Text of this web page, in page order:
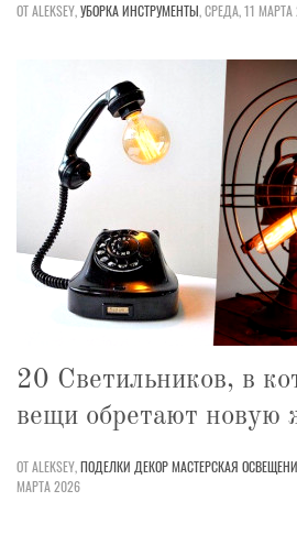
ОТ ALEKSEY,УБОРКАИНСТРУМЕНТЫ,СРЕДА, 11 МАРТА
20 Светильников, в
вещи обретают новую
ОТ ALEKSEY,ПОДЕЛКИ ДЕКОРМАСТЕРСКАЯ
МАРТА 2026